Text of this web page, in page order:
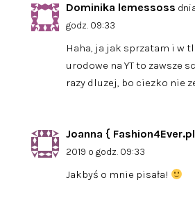
Dominika lemessoss
godz. 09:33
Haha, ja jak sprzatam i w
urodowe na YT to zawsze
razy dluzej, bo ciezko nie
Joanna {
2019 o godz. 09:33
Jakbyś o mnie pisała!